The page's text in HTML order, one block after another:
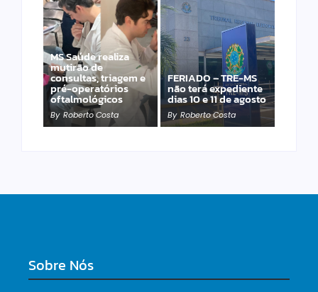
MS Saúde realiza
mutirão de
consultas, triagem e
pré-operatórios
oftalmológicos
By Roberto Costa
FERIADO – TRE-MS
não terá expediente
dias 10 e 11 de agosto
By Roberto Costa
Laranja azeda atrai
investimento
francês para
produção de óleos
essenciais
By Roberto Costa
Sobre Nós